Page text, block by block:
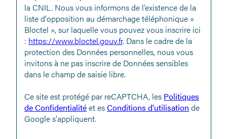
la CNIL. Nous vous informons de l’existence de la
liste d'opposition au démarchage téléphonique «
Bloctel », sur laquelle vous pouvez vous inscrire ici
: https://www.bloctel.gouv.fr. Dans le cadre de la
protection des Données personnelles, nous vous
invitons à ne pas inscrire de Données sensibles
dans le champ de saisie libre.
Ce site est protégé par reCAPTCHA, les Politiques
de Confidentialitéet esConditions d'utilisation de
Google s'appliquent.